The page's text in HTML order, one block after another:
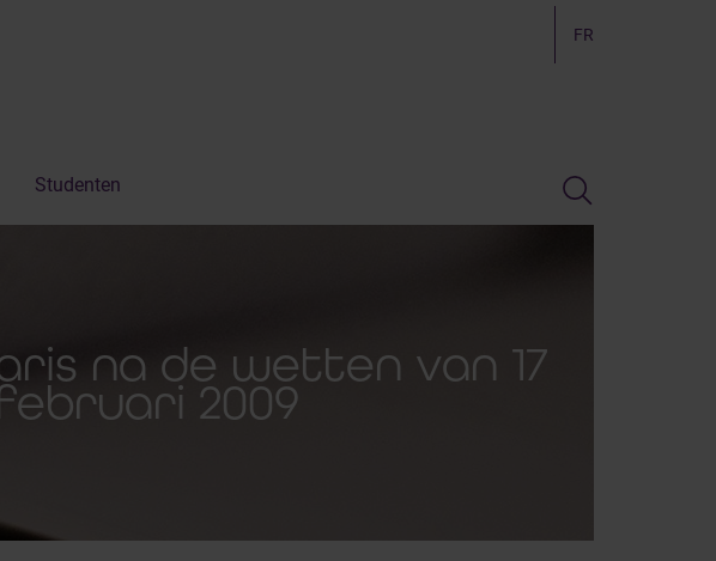
FR
Studenten
na de wetten van 17
2009